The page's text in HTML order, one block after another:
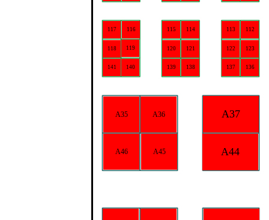
112
113
114
115
116
117
118 119 120 121 122 123
136
137
138
139
140
141
A35 A36 A37
A44
A45
A46